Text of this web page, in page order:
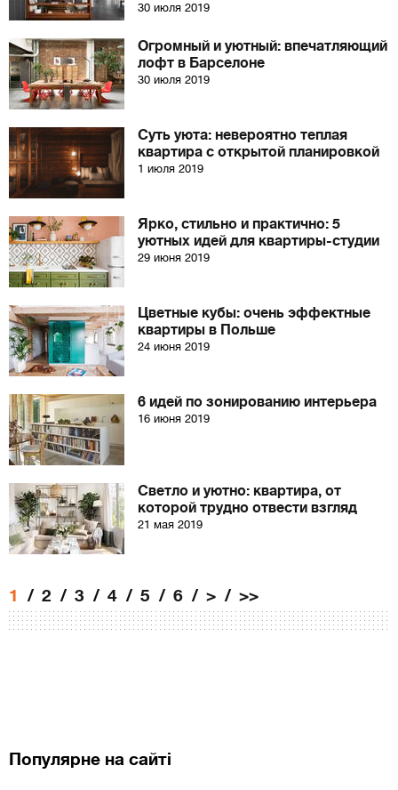
30 июля 2019
Огромный и уютный: впечатляющий
лофт в Барселоне
30 июля 2019
Суть уюта: невероятно теплая
квартира с открытой планировкой
1 июля 2019
Ярко, стильно и практично: 5
уютных идей для квартиры-студии
29 июня 2019
Цветные кубы: очень эффектные
квартиры в Польше
24 июня 2019
6 идей по зонированию интерьера
16 июня 2019
Светло и уютно: квартира, от
которой трудно отвести взгляд
21 мая 2019
1 2 3 4 5 6 > >>
Популярне на сайті